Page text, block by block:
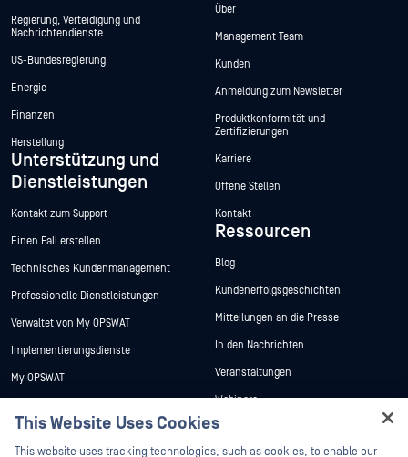
Regierung, Verteidigung und
Nachrichtendienste
US-Bundesregierung
Energie
Finanzen
Herstellung
Unterstützung und
Dienstleistungen
Kontakt zum Support
Einen Fall erstellen
Technisches Kundenmanagement
Professionelle Dienstleistungen
Verwaltet von My OPSWAT
Implementierungsdienste
My OPSWAT
Ausbildung
Über
Management Team
Kunden
Anmeldung zum Newsletter
Produktkonformität und
Zertifizierungen
Karriere
Offene Stellen
Kontakt
Ressourcen
Blog
Kundenerfolgsgeschichten
Mitteilungen an die Presse
In den Nachrichten
Veranstaltungen
Webinare
Datenblätter
Weiße Papiere
This Website Uses Cookies
This website uses tracking technologies, such as cookies, to enable our
Hey there!